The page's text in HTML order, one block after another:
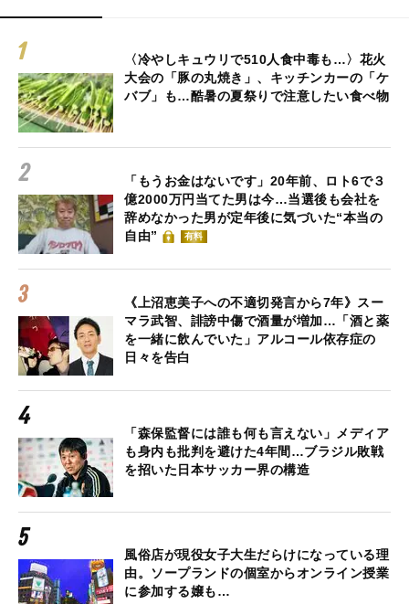
〈冷やしキュウリで510人食中毒も…〉花火
大会の「豚の丸焼き」、キッチンカーの「ケ
バブ」も…酷暑の夏祭りで注意したい食べ物
「もうお金はないです」20年前、ロト6で３
億2000万円当てた男は今…当選後も会社を
辞めなかった男が定年後に気づいた“本当の
自由”
有料
《上沼恵美子への不適切発言から7年》スー
マラ武智、誹謗中傷で酒量が増加…「酒と薬
を一緒に飲んでいた」アルコール依存症の
日々を告白
「森保監督には誰も何も言えない」メディア
も身内も批判を避けた4年間…ブラジル敗戦
を招いた日本サッカー界の構造
風俗店が現役女子大生だらけになっている理
由。ソープランドの個室からオンライン授業
に参加する嬢も…